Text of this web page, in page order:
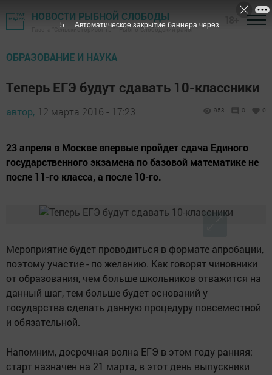
НОВОСТИ РЫБНОЙ СЛОБОДЫ
Газета "Сельские горизонты" - Рыбно-Слободский район
ОБРАЗОВАНИЕ И НАУКА
Теперь ЕГЭ будут сдавать 10-классники
автор, 12 марта 2016 - 17:23 953 0 0
23 апреля в Москве впервые пройдет сдача Единого
государственного экзамена по базовой математике не
после 11-го класса, а после 10-го.
Мероприятие будет проводиться в формате апробации,
поэтому участие - по желанию. Как говорят чиновники
от образования, чем больше школьников отважится на
данный шаг, тем больше будет оснований у
государства сделать данную процедуру повсеместной
и обязательной.
Напомним, досрочная волна ЕГЭ в этом году ранняя:
старт назначен на 21 марта, в этот день выпускники
4 Автоматическое закрытие баннера через